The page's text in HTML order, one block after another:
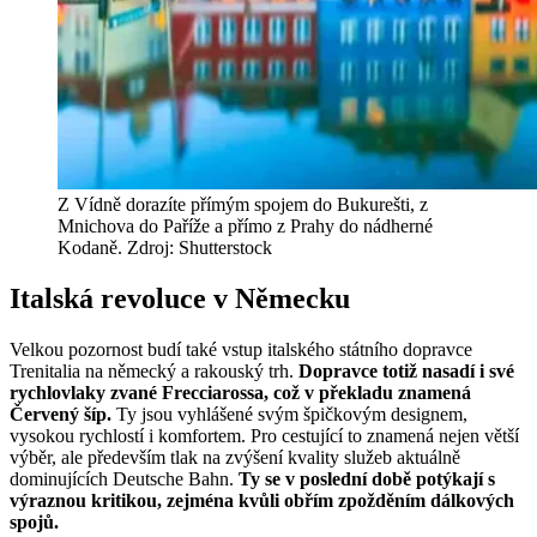
Z Vídně dorazíte přímým spojem do Bukurešti, z
Mnichova do Paříže a přímo z Prahy do nádherné
Kodaně. Zdroj: Shutterstock
Italská revoluce v Německu
Velkou pozornost budí také vstup italského státního dopravce
Trenitalia na německý a rakouský trh. Dopravce totiž nasadí i své
rychlovlaky zvané Frecciarossa, což v překladu znamená
Červený šíp. Ty jsou vyhlášené svým špičkovým designem,
vysokou rychlostí i komfortem. Pro cestující to znamená nejen větší
výběr, ale především tlak na zvýšení kvality služeb aktuálně
dominujících Deutsche Bahn. Ty se v poslední době potýkají s
výraznou kritikou, zejména kvůli obřím zpožděním dálkových
spojů.